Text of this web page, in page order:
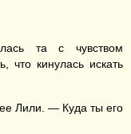
та с чувством
кинулась искать
Лили. — Куда ты его